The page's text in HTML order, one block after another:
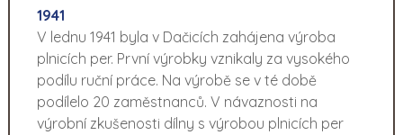
1941
V lednu 1941 byla v Dačicích zahájena výroba
plnicích per. První výrobky vznikaly za vysokého
podílu ruční práce. Na výrobě se v té době
podílelo 20 zaměstnanců. V návaznosti na
výrobní zkušenosti dílny s výrobou plnicích per